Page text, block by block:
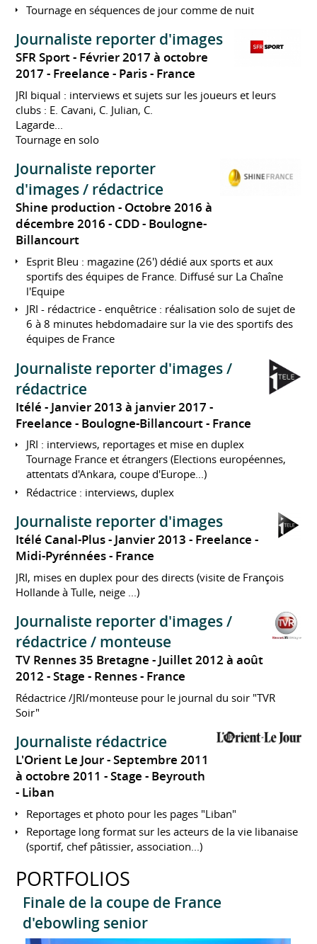
Tournage en séquences de jour comme de nuit
Journaliste reporter d'images
SFR Sport
Février 2017 à octobre
2017 Freelance Paris France
JRI biqual : interviews et sujets sur les joueurs et leurs
clubs : E. Cavani, C. Julian, C.
Lagarde...
Tournage en solo
Journaliste reporter
d'images / rédactrice
Shine production
Octobre 2016 à
décembre 2016 CDD
Boulogne-
Billancourt
Esprit Bleu : magazine (26') dédié aux sports et aux
sportifs des équipes de France. Diffusé sur La Chaîne
l'Equipe
JRI - rédactrice - enquêtrice : réalisation solo de sujet de
6 à 8 minutes hebdomadaire sur la vie des sportifs des
équipes de France
Journaliste reporter d'images /
rédactrice
Itélé
Janvier 2013 à janvier 2017
Freelance
Boulogne-Billancourt France
JRI : interviews, reportages et mise en duplex
Tournage France et étrangers (Elections européennes,
attentats d'Ankara, coupe d'Europe...)
Rédactrice : interviews, duplex
Journaliste reporter d'images
Itélé Canal-Plus Janvier 2013 Freelance
Midi-Pyrénnées
France
JRI, mises en duplex pour des directs (visite de François
Hollande à Tulle, neige ...)
Journaliste reporter d'images /
rédactrice / monteuse
TV Rennes 35 Bretagne
Juillet 2012 à août
2012 Stage Rennes France
Rédactrice /JRI/monteuse pour le journal du soir "TVR
Soir"
Journaliste rédactrice
L'Orient Le Jour
Septembre 2011
à octobre 2011 Stage
Beyrouth
Liban
Reportages et photo pour les pages "Liban"
Reportage long format sur les acteurs de la vie libanaise
(sportif, chef pâtissier, association...)
PORTFOLIOS
Finale de la coupe de France
d'ebowling senior